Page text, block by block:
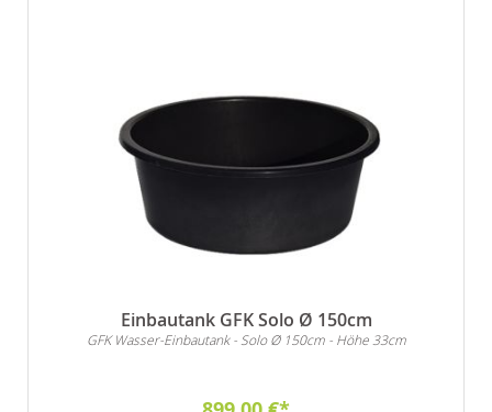
Einbautank GFK Solo Ø 150cm
GFK Wasser-Einbautank - Solo Ø 150cm - Höhe 33cm